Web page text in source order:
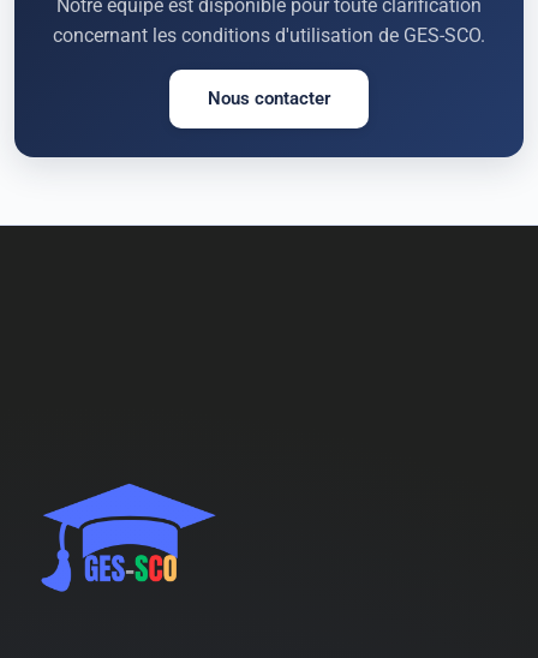
Notre équipe est disponible pour toute clarification
concernant les conditions d'utilisation de GES-SCO.
Nous contacter